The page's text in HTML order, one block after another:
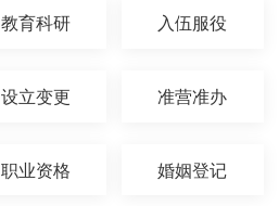
教育科研 入伍服役
设立变更 准营准办
职业资格 婚姻登记